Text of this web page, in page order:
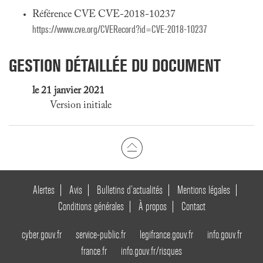
Référence CVE CVE-2018-10237
https://www.cve.org/CVERecord?id=CVE-2018-10237
GESTION DÉTAILLÉE DU DOCUMENT
le 21 janvier 2021
Version initiale
Alertes Avis Bulletins d’actualités
Mentions légales
Conditions générales
À propos Contact
cyber.gouv.fr service-public.fr legifrance.gouv.fr
info.gouv.fr
france.fr
info.gouv.fr/risques